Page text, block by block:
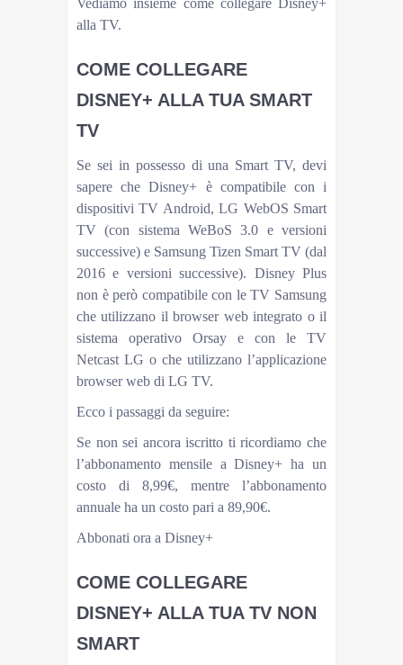
alla TV.
COME COLLEGARE
DISNEY+ ALLA TUA SMART
TV
Se sei in possesso di una Smart TV, devi
sapere che Disney+ è compatibile con i
dispositivi TV Android, LG WebOS Smart
TV (con sistema WeBoS 3.0 e versioni
successive) e Samsung Tizen Smart TV (dal
2016 e versioni successive). Disney Plus
non è però compatibile con le TV Samsung
che utilizzano il browser web integrato o il
sistema operativo Orsay e con le TV
Netcast LG o che utilizzano l’applicazione
browser web di LG TV.
Ecco i passaggi da seguire:
Se non sei ancora iscritto ti ricordiamo che
l’abbonamento mensile a Disney+ ha un
costo di 8,99€, mentre l’abbonamento
annuale ha un costo pari a 89,90€.
Abbonati ora a Disney+
COME COLLEGARE
DISNEY+ ALLA TUA TV NON
SMART